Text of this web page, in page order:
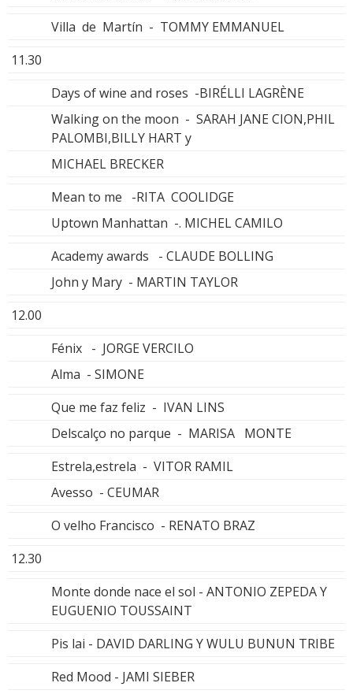
Villa de Martín - TOMMY EMMANUEL
11.30
Days of wine and roses -BIRÉLLI LAGRÈNE
Walking on the moon - SARAH JANE CION,PHIL
PALOMBI,BILLY HART y
MICHAEL BRECKER
Mean to me -RITA COOLIDGE
Uptown Manhattan -. MICHEL CAMILO
Academy awards - CLAUDE BOLLING
John y Mary - MARTIN TAYLOR
12.00
Fénix - JORGE VERCILO
Alma - SIMONE
Que me faz feliz - IVAN LINS
Delscalço no parque - MARISA MONTE
Estrela,estrela - VITOR RAMIL
Avesso - CEUMAR
O velho Francisco - RENATO BRAZ
12.30
Monte donde nace el sol - ANTONIO ZEPEDA Y
EUGUENIO TOUSSAINT
Pis lai - DAVID DARLING Y WULU BUNUN TRIBE
Red Mood - JAMI SIEBER